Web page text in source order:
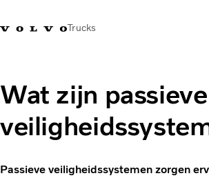
Trucks
Transportoplossingen
CO2-reductie
Truck Builder
Wat zijn passieve
Passieve veiligheidssystemen zorgen